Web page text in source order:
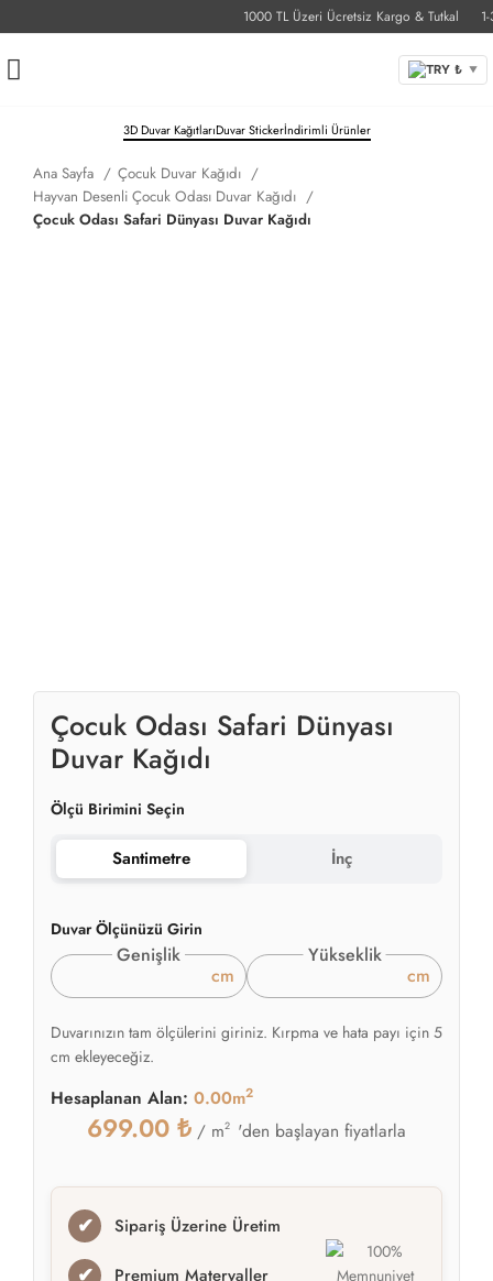
1000 TL Üzeri Ücretsiz Kargo & Tutkal 1-
TRY ₺ ▼
3D Duvar KağıtlarıDuvar Stickerİndirimli Ürünler
Ana Sayfa
Çocuk Duvar Kağıdı
Hayvan Desenli Çocuk Odası Duvar Kağıdı
Çocuk Odası Safari Dünyası Duvar Kağıdı
Çocuk Odası Safari Dünyası
Duvar Kağıdı
Ölçü Birimini Seçin
Santimetre İnç
Duvar Ölçünüzü Girin
Genişlik
cm
Yükseklik
cm
Duvarınızın tam ölçülerini giriniz. Kırpma ve hata payı için 5
cm ekleyeceğiz.
Hesaplanan Alan: 0.00m2
699.00 ₺ / m2 'den başlayan fiyatlarla
✔ Sipariş Üzerine Üretim
Premium Materyaller